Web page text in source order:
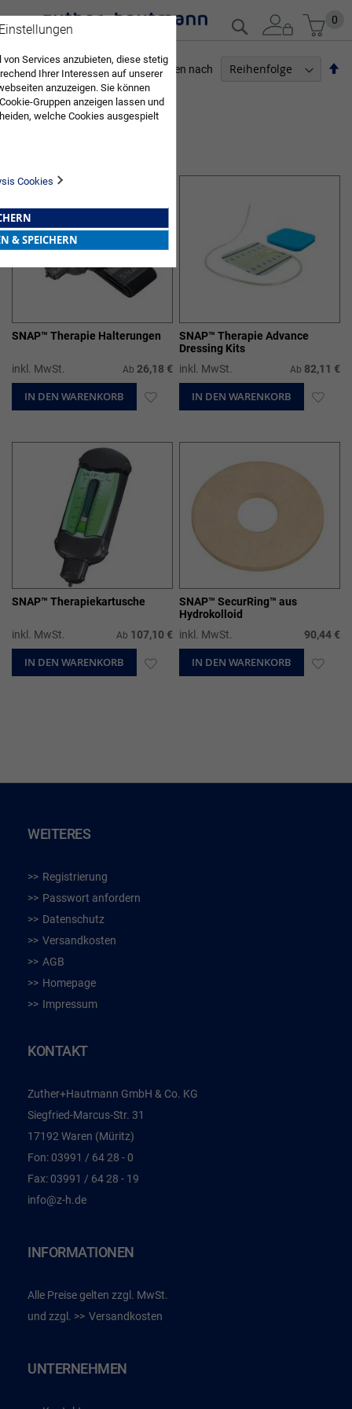
Zum
Inhalt
0
Suche
4Elemente
Sortieren nach
SNAP™ Therapie Halterungen
inkl. MwSt. Ab 26,18 €
IN DEN WARENKORB ZUR
SNAP™ Therapie Advance
Dressing Kits
inkl. MwSt.
Ab 82,11 €
IN DEN WARENKORB ZUR
SNAP™ Therapiekartusche
inkl. MwSt. Ab 107,10 €
IN DEN WARENKORB ZUR
SNAP™ SecurRing™ aus
Hydrokolloid
inkl. MwSt.
90,44 €
IN DEN WARENKORB ZUR
ARZTBEDARF
WEITERES
Registrierung
Passwort anfordern
Datenschutz
Versandkosten
AGB
Homepage
Impressum
KONTAKT
Zuther+Hautmann GmbH & Co. KG
Siegfried-Marcus-Str. 31
17192 Waren (Müritz)
Fon: 03991 / 64 28 - 0
Fax: 03991 / 64 28 - 19
info@z-h.de
INFORMATIONEN
Alle Preise gelten zzgl. MwSt.
und zzgl.
Versandkosten
UNTERNEHMEN
Services anzubieten, diese stetig
Ihrer Interessen auf unserer
anzuzeigen. Sie können
Gruppen anzeigen lassen und
welche Cookies ausgespielt
Cookies
& SPEICHERN